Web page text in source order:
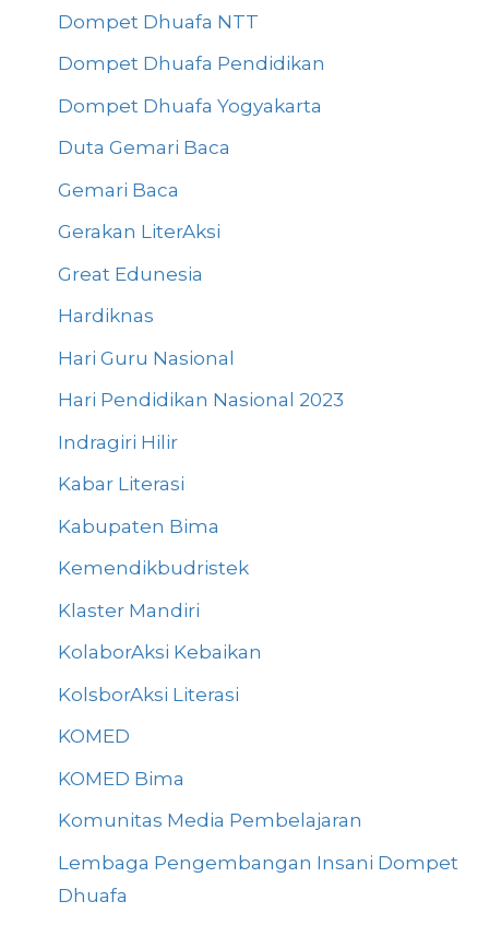
Dompet Dhuafa NTT
Dompet Dhuafa Pendidikan
Dompet Dhuafa Yogyakarta
Duta Gemari Baca
Gemari Baca
Gerakan LiterAksi
Great Edunesia
Hardiknas
Hari Guru Nasional
Hari Pendidikan Nasional 2023
Indragiri Hilir
Kabar Literasi
Kabupaten Bima
Kemendikbudristek
Klaster Mandiri
KolaborAksi Kebaikan
KolsborAksi Literasi
KOMED
KOMED Bima
Komunitas Media Pembelajaran
Lembaga Pengembangan Insani Dompet
Dhuafa